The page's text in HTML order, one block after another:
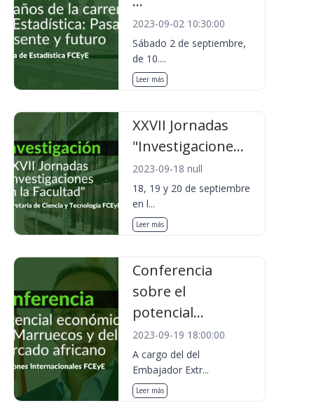
2023-09-02 10:30:00
Sábado 2 de septiembre,
de 10....
Leer más
XXVII Jornadas
"Investigacione...
2023-09-18 null
18, 19 y 20 de septiembre
en l...
Leer más
Conferencia
sobre el
potencial...
2023-09-19 18:00:00
A cargo del del
Embajador Extr...
Leer más